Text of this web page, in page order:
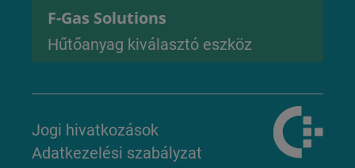
F-Gas Solutions
Hűtőanyag kiválasztó eszköz
Jogi hivatkozások
Adatkezelési szabályzat